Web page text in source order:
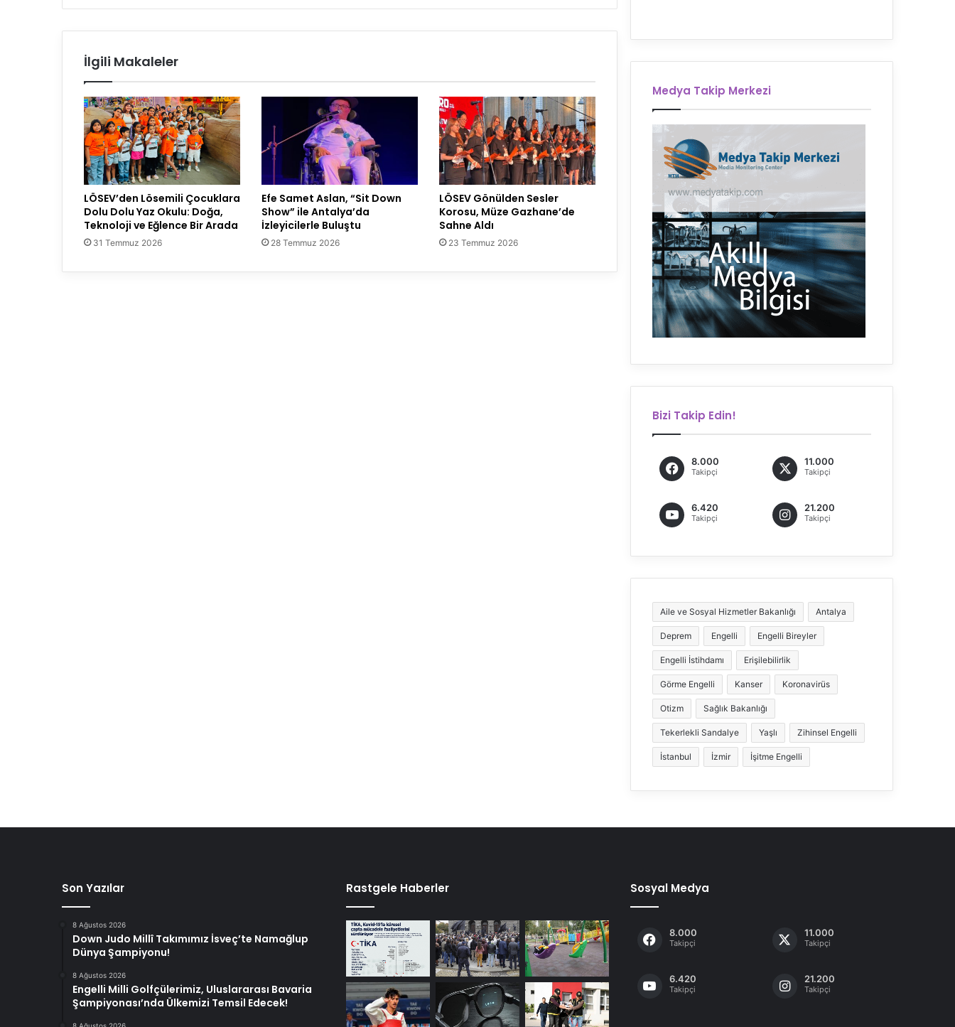
İlgili Makaleler
LÖSEV’den Lösemili Çocuklara
Dolu Dolu Yaz Okulu: Doğa,
Teknoloji ve Eğlence Bir Arada
31 Temmuz 2026
Efe Samet Aslan, “Sit Down
Show” ile Antalya’da
İzleyicilerle Buluştu
28 Temmuz 2026
LÖSEV Gönülden Sesler
Korosu, Müze Gazhane’de
Sahne Aldı
23 Temmuz 2026
Medya Takip Merkezi
Bizi Takip Edin!
8.000
Takipçi
11.000
Takipçi
6.420
Takipçi
21.200
Takipçi
Aile ve Sosyal Hizmetler Bakanlığı Antalya
Deprem Engelli Engelli Bireyler
Engelli İstihdamı Erişilebilirlik
Görme Engelli Kanser Koronavirüs
Otizm Sağlık Bakanlığı
Tekerlekli Sandalye Yaşlı Zihinsel Engelli
İstanbul İzmir İşitme Engelli
Son Yazılar
8 Ağustos 2026
Down Judo Millî Takımımız İsveç’te Namağlup
Dünya Şampiyonu!
8 Ağustos 2026
Engelli Milli Golfçülerimiz, Uluslararası Bavaria
Şampiyonası’nda Ülkemizi Temsil Edecek!
Rastgele Haberler Sosyal Medya
8.000
Takipçi
11.000
Takipçi
6.420
Takipçi
21.200
Takipçi